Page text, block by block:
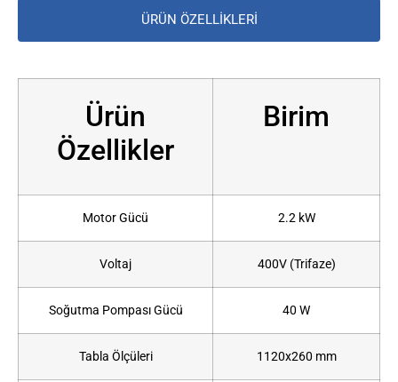
ÜRÜN ÖZELLİKLERİ
Ürün
Özellikler
Birim
Motor Gücü 2.2 kW
Voltaj 400V (Trifaze)
Soğutma Pompası Gücü 40 W
Tabla Ölçüleri 1120x260 mm